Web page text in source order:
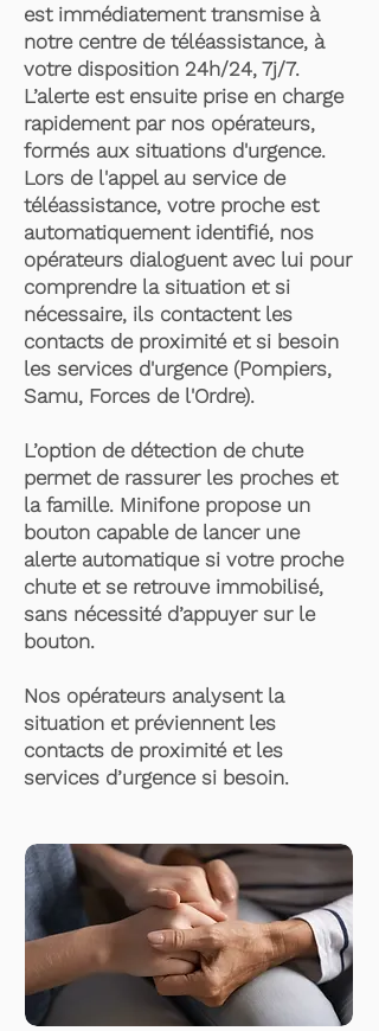
est immédiatement transmise à
notre centre de téléassistance, à
votre disposition 24h/24, 7j/7.
L’alerte est ensuite prise en charge
rapidement par nos opérateurs,
formés aux situations d'urgence.
Lors de l'appel au service de
téléassistance, votre proche est
automatiquement identifié, nos
opérateurs dialoguent avec lui pour
comprendre la situation et si
nécessaire, ils contactent les
contacts de proximité et si besoin
les services d'urgence (Pompiers,
Samu, Forces de l'Ordre).
L’option de détection de chute
permet de rassurer les proches et
la famille. Minifone propose un
bouton capable de lancer une
alerte automatique si votre proche
chute et se retrouve immobilisé,
sans nécessité d’appuyer sur le
bouton.
Nos opérateurs analysent la
situation et préviennent les
contacts de proximité et les
services d’urgence si besoin.